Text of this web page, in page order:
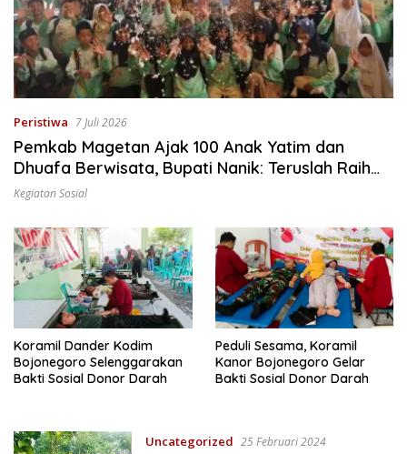
Peristiwa 7 Juli 2026
Pemkab Magetan Ajak 100 Anak Yatim dan
Dhuafa Berwisata, Bupati Nanik: Teruslah Raih
Cita-Cita
Kegiatan Sosial
Koramil Dander Kodim
Bojonegoro Selenggarakan
Bakti Sosial Donor Darah
Peduli Sesama, Koramil
Kanor Bojonegoro Gelar
Bakti Sosial Donor Darah
Uncategorized 25 Februari 2024